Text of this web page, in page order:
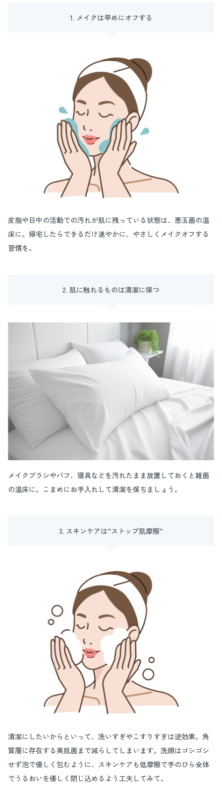
1. メイクは早めにオフする
皮脂や日中の活動での汚れが肌に残っている状態は、悪玉菌の温
床に。帰宅したらできるだけ速やかに、やさしくメイクオフする
習慣を。
2. 肌に触れるものは清潔に保つ
メイクブラシやパフ、寝具などを汚れたまま放置しておくと雑菌
の温床に。こまめにお手入れして清潔を保ちましょう。
3. スキンケアは“ストップ肌摩擦”
清潔にしたいからといって、洗いすぎやこすりすぎは逆効果。角
質層に存在する美肌菌まで減らしてしまいます。洗顔はゴシゴシ
せず泡で優しく包むように、スキンケアも低摩擦で手のひら全体
でうるおいを優しく閉じ込めるよう工夫してみて。